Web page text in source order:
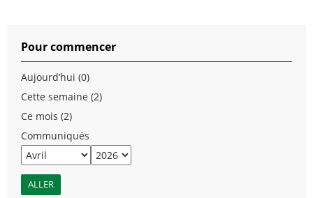
Pour commencer
Aujourd’hui (0)
Cette semaine (2)
Ce mois (2)
Communiqués